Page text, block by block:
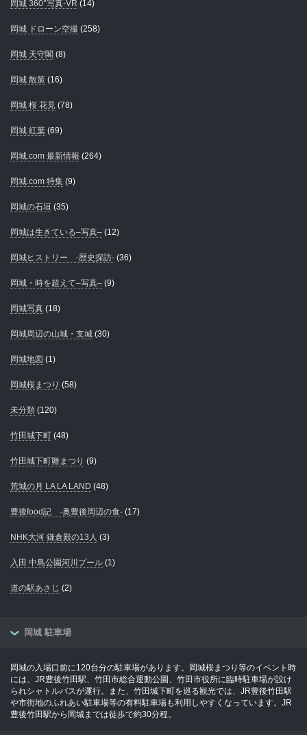
岡城 360°写真-VR (14)
岡城 ドローン空撮 (258)
岡城 天守閣 (8)
岡城 散策 (16)
岡城 桜 花見 (78)
岡城 紅葉 (69)
岡城.com 最新情報 (264)
岡城.com 特集 (9)
岡城の石垣 (35)
岡城は生きている–写真– (12)
岡城ヒストリー -歴史探訪- (36)
岡城・時を超えて–写真– (9)
岡城写真 (18)
岡城周辺の山城・支城 (30)
岡城地図 (1)
岡城桜まつり (58)
未分類 (120)
竹田城下町 (48)
竹田城下町雛まつり (9)
荒城の月 LA LA LAND (48)
豊後food記 -奥豊後周辺の食- (17)
NHK大河 鎌倉殿の13人 (3)
入田 中島公園河川プール (1)
道の駅あさじ (2)
岡城 駐車場
岡城の入場口前に120台分の駐車場があります。岡城桜まつり等のイベント時
には、JR豊後竹田駅、竹田市総合運動公園、竹田市役所に臨時駐車場が設け
られシャトルバスが運行。また、竹田城下町を巡る観光では、JR豊後竹田駅
や市街地のふれあい駐車場等の有料駐車場も利用しやすくなっています。JR
豊後竹田駅から岡城までは徒歩で約30分程。